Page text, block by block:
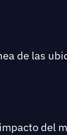
de las
del